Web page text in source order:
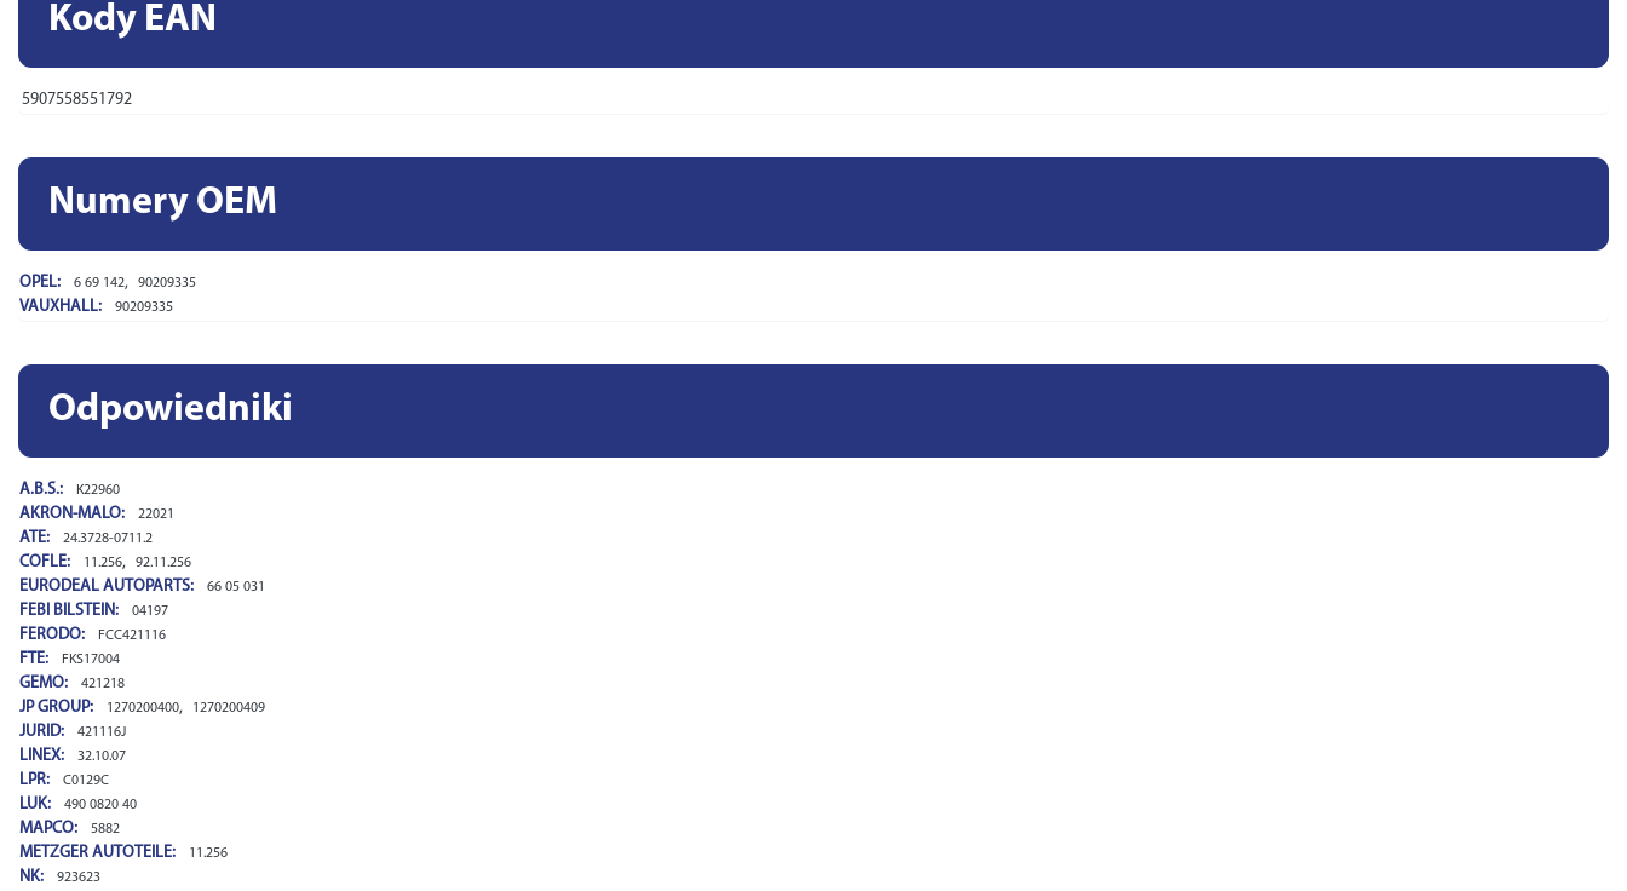
Kody EAN
5907558551792
Numery OEM
OPEL: 6 69 142, 90209335
VAUXHALL: 90209335
Odpowiedniki
A.B.S.: K22960
AKRON-MALO: 22021
ATE: 24.3728-0711.2
COFLE: 11.256, 92.11.256
EURODEAL AUTOPARTS: 66 05 031
FEBI BILSTEIN: 04197
FERODO: FCC421116
FTE: FKS17004
GEMO: 421218
JP GROUP: 1270200400, 1270200409
JURID: 421116J
LINEX: 32.10.07
LPR: C0129C
LUK: 490 0820 40
MAPCO: 5882
METZGER AUTOTEILE: 11.256
NK: 923623